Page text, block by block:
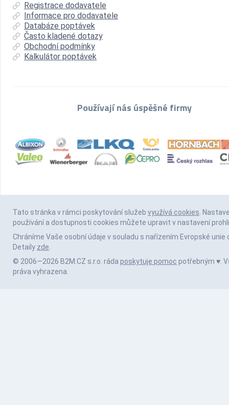
Registrace dodavatele
Informace pro dodavatele
Databáze poptávek
Často kladené dotazy
Obchodní podmínky
Kalkulátor poptávek
Používají nás úspěšné firmy
Tato stránka v rámci poskytování služeb využívá cookies.
používání a dostupnosti cookies můžete upravit v nastavení
Chráníme Vaše osobní údaje v souladu s nařízením Evropské unie
Detaily zde.
© 2006—2026 B2M.CZ s.r.o. ráda poskytuje pomoc potřebným ♥️.
práva vyhrazena.